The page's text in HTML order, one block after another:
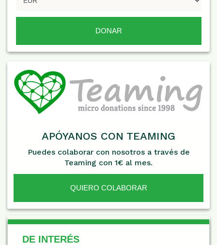
APÓYANOS CON TEAMING
Puedes colaborar con nosotros a través de
Teaming con 1€ al mes.
QUIERO COLABORAR
De Interés
DE INTERÉS